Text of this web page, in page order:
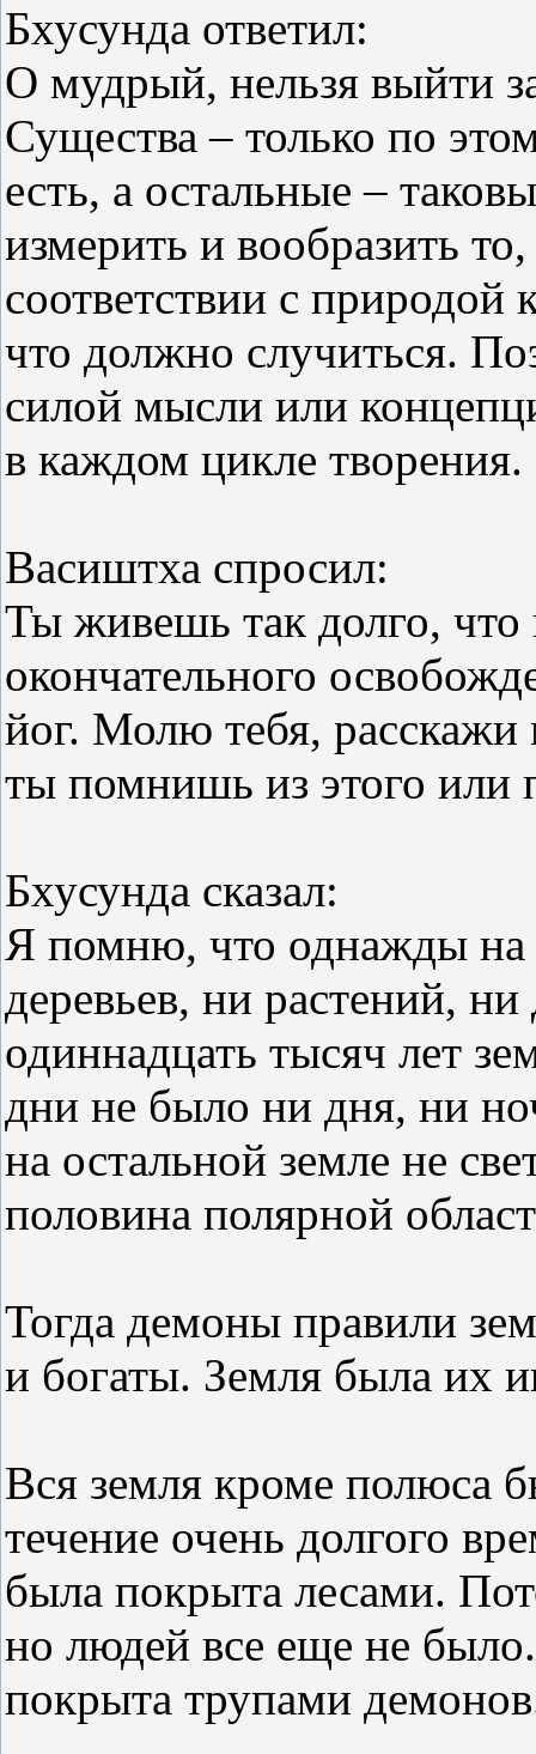
Бхусунда ответил:
О мудрый, нельзя выйти
Существа – только по
есть, а остальные –
измерить и вообразить
соответствии с природой
что должно случиться.
силой мысли или
в каждом цикле творения.
Васиштха спросил:
Ты живешь так долго, что
окончательного
йог. Молю тебя,
ты помнишь из этого или
Бхусунда сказал:
Я помню, что однажды на
деревьев, ни растений,
одиннадцать тысяч лет
дни не было ни дня, ни
на остальной земле не
половина полярной
Тогда демоны правили
и богаты. Земля была их
Вся земля кроме полюса
течение очень долгого
была покрыта лесами.
но людей все еще не
покрыта трупами